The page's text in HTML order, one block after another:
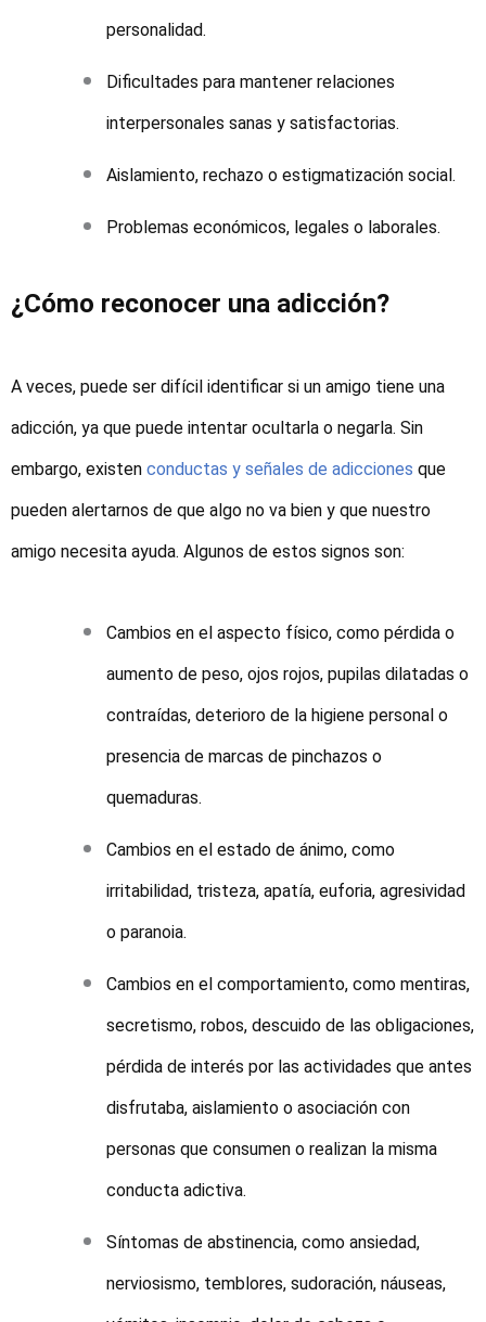
personalidad.
Dificultades para mantener relaciones
interpersonales sanas y satisfactorias.
Aislamiento, rechazo o estigmatización social.
Problemas económicos, legales o laborales.
¿Cómo reconocer una adicción?
A veces, puede ser difícil identificar si un amigo tiene una
adicción, ya que puede intentar ocultarla o negarla. Sin
embargo, existen conductas y señales de adicciones que
pueden alertarnos de que algo no va bien y que nuestro
amigo necesita ayuda. Algunos de estos signos son:
Cambios en el aspecto físico, como pérdida o
aumento de peso, ojos rojos, pupilas dilatadas o
contraídas, deterioro de la higiene personal o
presencia de marcas de pinchazos o
quemaduras.
Cambios en el estado de ánimo, como
irritabilidad, tristeza, apatía, euforia, agresividad
o paranoia.
Cambios en el comportamiento, como mentiras,
secretismo, robos, descuido de las obligaciones,
pérdida de interés por las actividades que antes
disfrutaba, aislamiento o asociación con
personas que consumen o realizan la misma
conducta adictiva.
Síntomas de abstinencia, como ansiedad,
nerviosismo, temblores, sudoración, náuseas,